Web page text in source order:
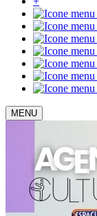
MENU